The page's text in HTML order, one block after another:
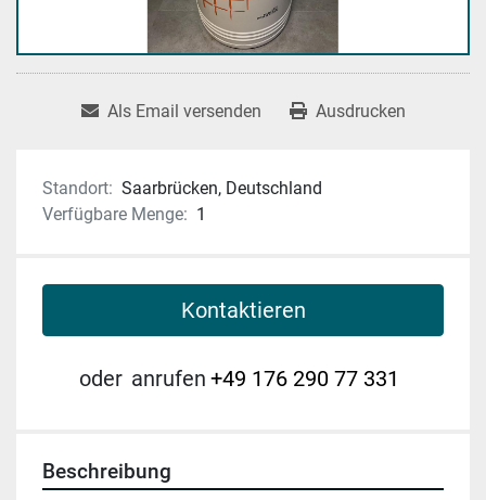
Als Email versenden Ausdrucken
Standort: Saarbrücken, Deutschland
Verfügbare Menge: 1
Kontaktieren
oder anrufen +49 176 290 77 331
Beschreibung